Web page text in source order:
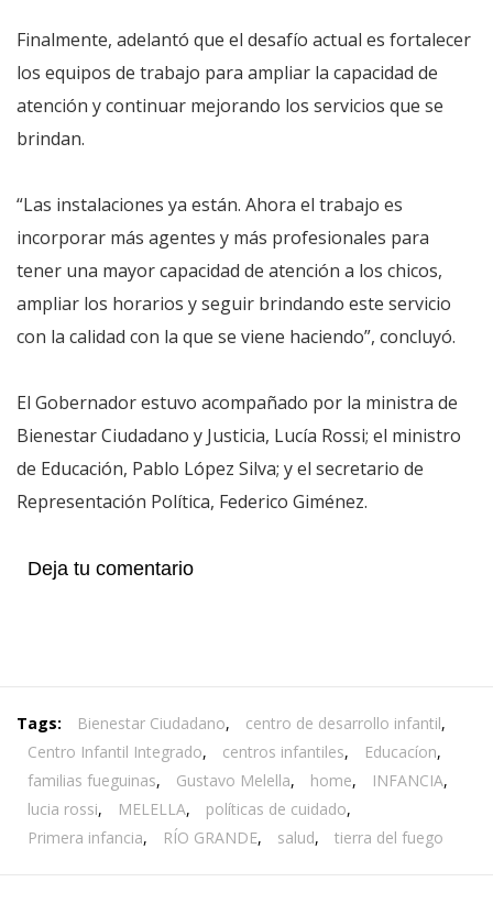
Finalmente, adelantó que el desafío actual es fortalecer
los equipos de trabajo para ampliar la capacidad de
atención y continuar mejorando los servicios que se
brindan.
“Las instalaciones ya están. Ahora el trabajo es
incorporar más agentes y más profesionales para
tener una mayor capacidad de atención a los chicos,
ampliar los horarios y seguir brindando este servicio
con la calidad con la que se viene haciendo”, concluyó.
El Gobernador estuvo acompañado por la ministra de
Bienestar Ciudadano y Justicia, Lucía Rossi; el ministro
de Educación, Pablo López Silva; y el secretario de
Representación Política, Federico Giménez.
Deja tu comentario
Tags: Bienestar Ciudadano, centro de desarrollo infantil,
Centro Infantil Integrado, centros infantiles, Educacíon,
familias fueguinas, Gustavo Melella, home, INFANCIA,
lucia rossi, MELELLA, políticas de cuidado,
Primera infancia, RÍO GRANDE, salud, tierra del fuego